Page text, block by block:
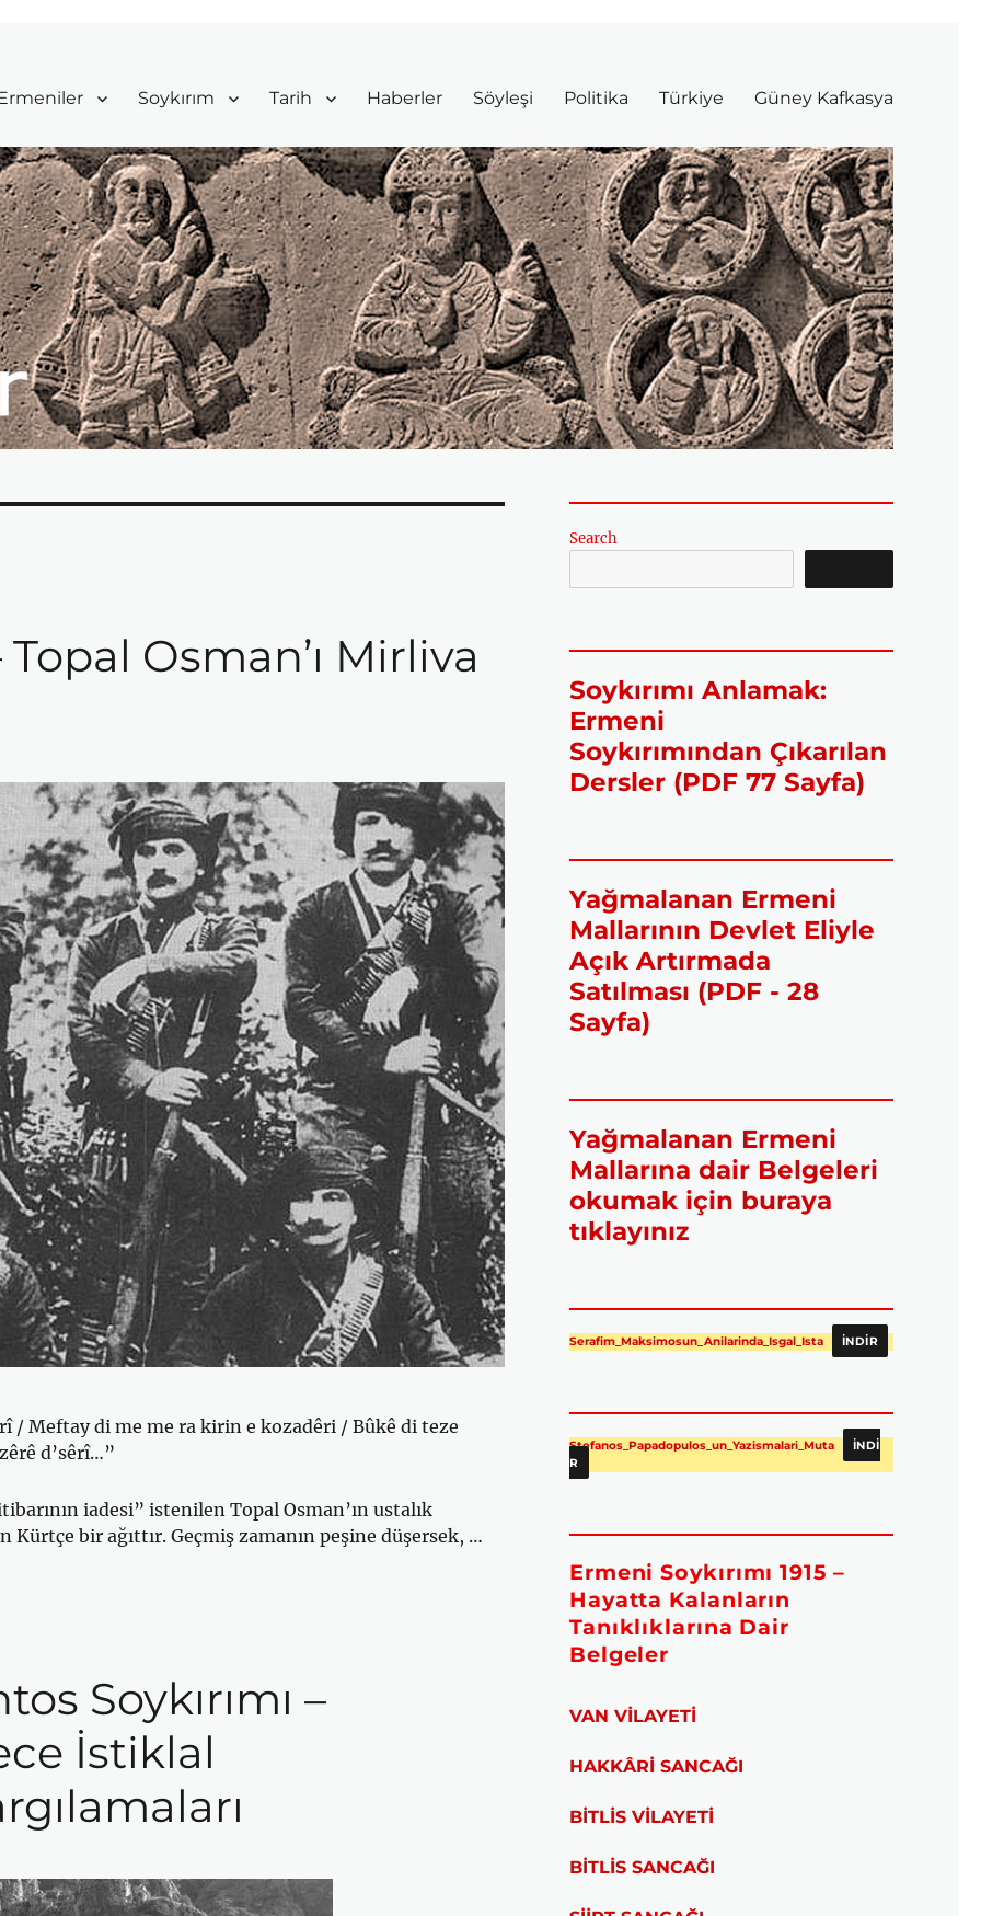
Soykırım Tarih Haberler Söyleşi Politika Türkiye Güney Kafkasya
Osman’ı Mirliva
/ Meftay di me me ra kirin e kozadêri / Bûkê di teze
d’sêrî…”
iadesi” istenilen Topal Osman’ın ustalık
Kürtçe bir ağıttır. Geçmiş zamanın peşine düşersek, …
Soykırımı –
İstiklal
Search
Soykırımı Anlamak:
Ermeni
Soykırımından Çıkarılan
Dersler (PDF 77 Sayfa)
Yağmalanan Ermeni
Mallarının Devlet Eliyle
Açık Artırmada
Satılması (PDF - 28
Sayfa)
Yağmalanan Ermeni
Mallarına dair Belgeleri
okumak için buraya
tıklayınız
Serafim_Maksimosun_Anilarinda_Isgal_Ista İNDIR
Stefanos_Papadopulos_un_Yazismalari_Muta
İNDI
R
Ermeni Soykırımı 1915 –
Hayatta Kalanların
Tanıklıklarına Dair
Belgeler
VAN VİLAYETİ
HAKKÂRİ SANCAĞI
BİTLİS VİLAYETİ
BİTLİS SANCAĞI